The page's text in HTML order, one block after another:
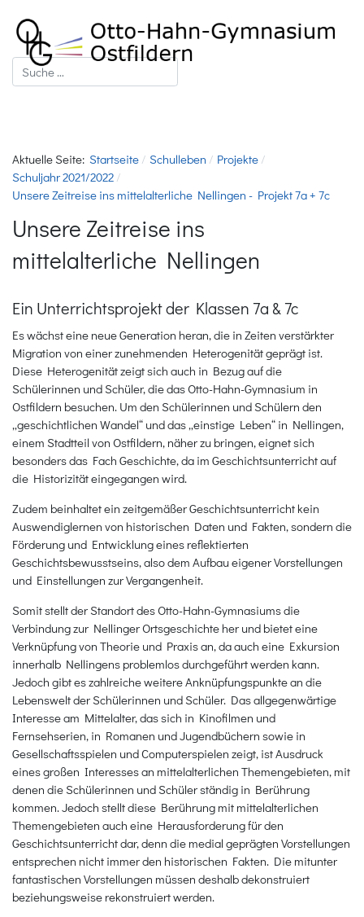
Suchen
Aktuelle Seite: Startseite Schulleben
Projekte
Schuljahr 2021/2022
Unsere Zeitreise ins mittelalterliche Nellingen - Projekt 7a + 7c
Unsere Zeitreise ins
mittelalterliche Nellingen
Ein Unterrichtsprojekt der Klassen 7a & 7c
Es wächst eine neue Generation heran, die in Zeiten verstärkter
Migration von einer zunehmenden Heterogenität geprägt ist.
Diese Heterogenität zeigt sich auch in Bezug auf die
Schülerinnen und Schüler, die das Otto-Hahn-Gymnasium in
Ostfildern besuchen. Um den Schülerinnen und Schülern den
„geschichtlichen Wandel“ und das „einstige Leben“ in Nellingen,
einem Stadtteil von Ostfildern, näher zu bringen, eignet sich
besonders das Fach Geschichte, da im Geschichtsunterricht auf
die Historizität eingegangen wird.
Zudem beinhaltet ein zeitgemäßer Geschichtsunterricht kein
Auswendiglernen von historischen Daten und Fakten, sondern die
Förderung und Entwicklung eines reflektierten
Geschichtsbewusstseins, also dem Aufbau eigener Vorstellungen
und Einstellungen zur Vergangenheit.
Somit stellt der Standort des Otto-Hahn-Gymnasiums die
Verbindung zur Nellinger Ortsgeschichte her und bietet eine
Verknüpfung von Theorie und Praxis an, da auch eine Exkursion
innerhalb Nellingens problemlos durchgeführt werden kann.
Jedoch gibt es zahlreiche weitere Anknüpfungspunkte an die
Lebenswelt der Schülerinnen und Schüler. Das allgegenwärtige
Interesse am Mittelalter, das sich in Kinofilmen und
Fernsehserien, in Romanen und Jugendbüchern sowie in
Gesellschaftsspielen und Computerspielen zeigt, ist Ausdruck
eines großen Interesses an mittelalterlichen Themengebieten, mit
denen die Schülerinnen und Schüler ständig in Berührung
kommen. Jedoch stellt diese Berührung mit mittelalterlichen
Themengebieten auch eine Herausforderung für den
Geschichtsunterricht dar, denn die medial geprägten Vorstellungen
entsprechen nicht immer den historischen Fakten. Die mitunter
fantastischen Vorstellungen müssen deshalb dekonstruiert
beziehungsweise rekonstruiert werden.